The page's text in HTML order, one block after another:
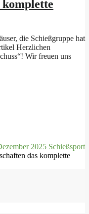
die Schießgruppe hat
Herzlichen
Wir freuen uns
2025 Schießsport
das komplette